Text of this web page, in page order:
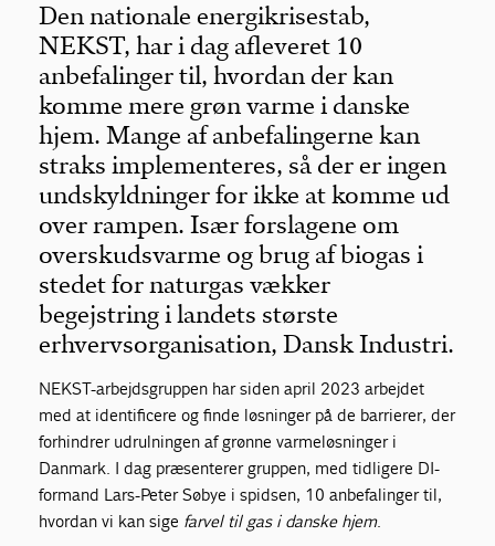
Den nationale energikrisestab,
NEKST, har i dag afleveret 10
anbefalinger til, hvordan der kan
komme mere grøn varme i danske
hjem. Mange af anbefalingerne kan
straks implementeres, så der er ingen
undskyldninger for ikke at komme ud
over rampen. Især forslagene om
overskudsvarme og brug af biogas i
stedet for naturgas vækker
begejstring i landets største
erhvervsorganisation, Dansk Industri.
NEKST-arbejdsgruppen har siden april 2023 arbejdet
med at identificere og finde løsninger på de barrierer, der
forhindrer udrulningen af grønne varmeløsninger i
Danmark. I dag præsenterer gruppen, med tidligere DI-
formand Lars-Peter Søbye i spidsen, 10 anbefalinger til,
hvordan vi kan sige farvel til gas i danske hjem.